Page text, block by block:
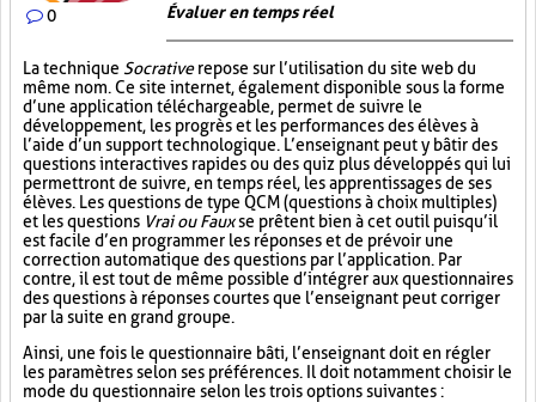
0 Évaluer en temps réel
La technique Socrativerepose sur l’utilisation du site web du
même nom. Ce site internet, également disponible sous la forme
d’une application téléchargeable, permet de suivre le
développement, les progrès et les performances des élèves à
l’aide d’un support technologique. L’enseignant peut y bâtir des
questions interactives rapides ou des quiz plus développés qui lui
permettront de suivre, en temps réel, les apprentissages de ses
élèves. Les questions de type QCM (questions à choix multiples)
et les questions Vrai ou Fauxse prêtent bien à cet outil puisqu’il
est facile d’en programmer les réponses et de prévoir une
correction automatique des questions par l’application. Par
contre, il est tout de même possible d’intégrer aux questionnaires
des questions à réponses courtes que l’enseignant peut corriger
par la suite en grand groupe.
Ainsi, une fois le questionnaire bâti, l’enseignant doit en régler
les paramètres selon ses préférences. Il doit notamment choisir le
mode du questionnaire selon les trois options suivantes :